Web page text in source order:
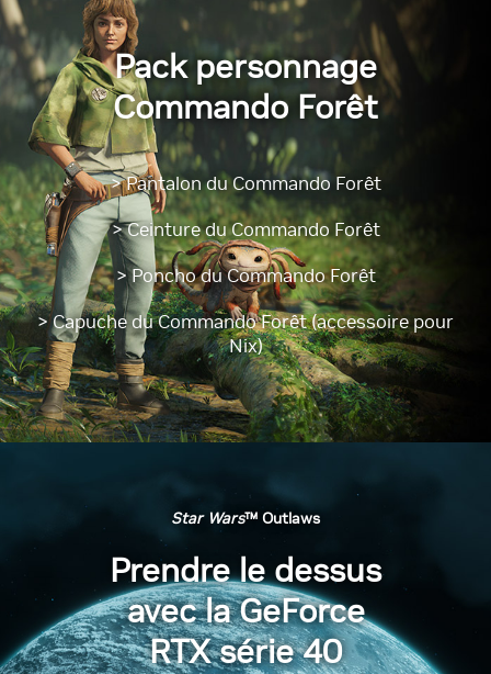
Pack personnage
Commando Forêt
> Pantalon du Commando Forêt
> Ceinture du Commando Forêt
> Poncho du Commando Forêt
> Capuche du Commando Forêt (accessoire pour
Nix)
Star Wars™ Outlaws
Prendre le dessus
avec la GeForce
RTX série 40